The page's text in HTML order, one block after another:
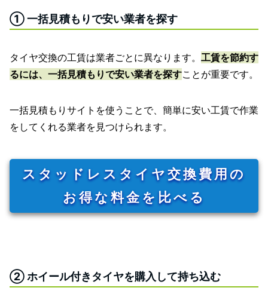
① 一括見積もりで安い業者を探す
タイヤ交換の工賃は業者ごとに異なります。 工賃を節約す
るには、一括見積もりで安い業者を探すことが重要です。
一括見積もりサイトを使うことで、簡単に安い工賃で作業
をしてくれる業者を見つけられます。
スタッドレスタイヤ交換費用の
お得な料金を比べる
② ホイール付きタイヤを購入して持ち込む